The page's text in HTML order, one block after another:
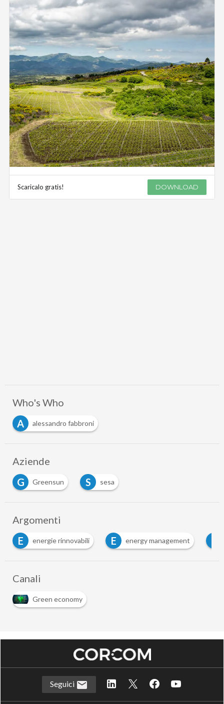
Scaricalo gratis! DOWNLOAD
Who's Who
A
alessandro fabbroni
Aziende
G
Greensun S sesa
Argomenti
E
energy management E esg G green
Canali
Green economy
Seguici